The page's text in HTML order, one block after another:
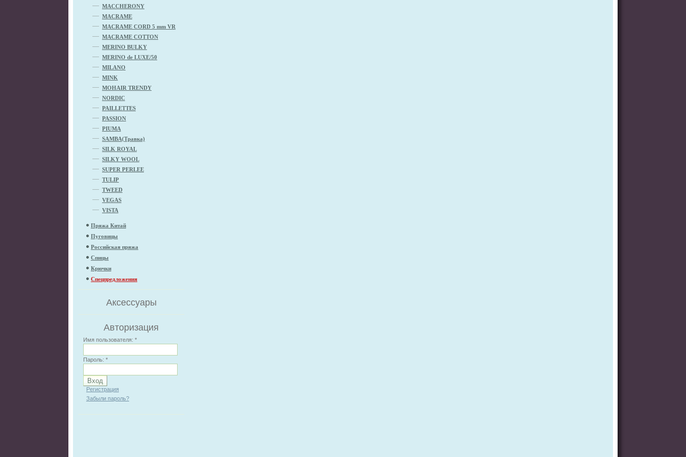
MACCHERONY
MACRAME
MACRAME CORD 5 mm VR
MACRAME COTTON
MERINO BULKY
MERINO de LUXE/50
MILANO
MINK
MOHAIR TRENDY
NORDIC
PAILLETTES
PASSION
PIUMA
SAMBA(Травка)
SILK ROYAL
SILKY WOOL
SUPER PERLEE
TULIP
TWEED
VEGAS
VISTA
Пряжа Китай
Пуговицы
Российская пряжа
Спицы
Крючки
Спецпредложения
Аксессуары
Авторизация
Имя пользователя:*
Пароль:*
Регистрация
Забыли пароль?